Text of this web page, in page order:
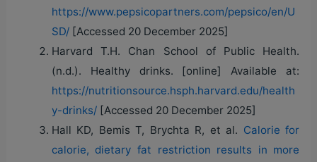
https://www.pepsicopartners.com/pepsico/en/U
SD/[Accessed 20 December 2025]
Harvard T.H. Chan School of Public Health.
(n.d.). Healthy drinks. [online] Available at:
https://nutritionsource.hsph.harvard.edu/health
y-drinks/[Accessed 20 December 2025]
Hall KD, Bemis T, Brychta R, et al. Calorie for
calorie, dietary fat restriction results in more